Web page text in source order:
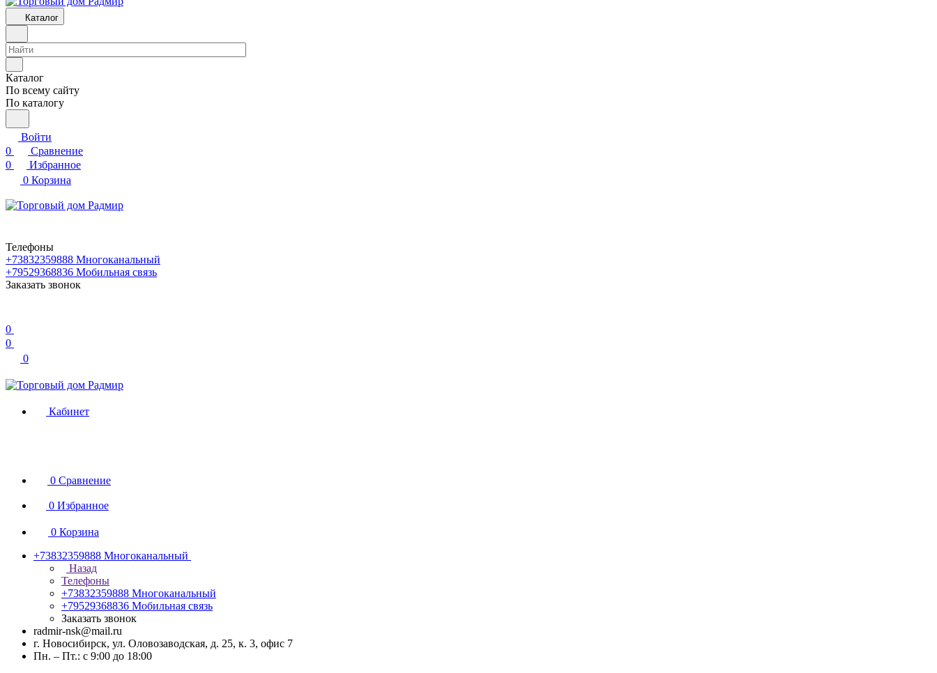
Каталог
Каталог
По всему сайту
По каталогу
Войти
0
Сравнение
0
Избранное
0 Корзина
Телефоны
+73832359888 Многоканальный
+79529368836 Мобильная связь
Заказать звонок
0
0
0
Кабинет
0 Сравнение
0 Избранное
0 Корзина
+73832359888 Многоканальный
Назад
Телефоны
+73832359888 Многоканальный
+79529368836 Мобильная связь
Заказать звонок
radmir-nsk@mail.ru
г. Новосибирск, ул. Оловозаводская, д. 25, к. 3, офис 7
Пн. – Пт.: с 9:00 до 18:00